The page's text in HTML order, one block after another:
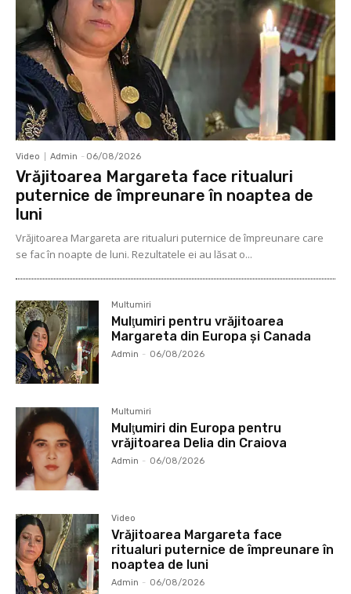
Video Admin - 06/08/2026
Vrăjitoarea Margareta face ritualuri
puternice de împreunare în noaptea de
luni
Vrăjitoarea Margareta are ritualuri puternice de împreunare care
se fac în noapte de luni. Rezultatele ei au lăsat o...
Multumiri
Mulţumiri pentru vrăjitoarea
Margareta din Europa și Canada
Admin - 06/08/2026
Multumiri
Mulţumiri din Europa pentru
vrăjitoarea Delia din Craiova
Admin - 06/08/2026
Video
Vrăjitoarea Margareta face
ritualuri puternice de împreunare în
noaptea de luni
Admin - 06/08/2026